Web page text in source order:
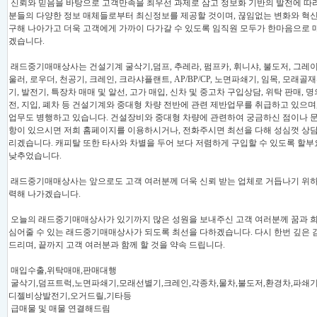
신뢰와 믿음을 바탕으로 고객만족을 최우선 과제로 삼고 정보화 기반의 발전에 따
분들의 다양한 정보 매체들로부터 최신정보를 제공할 것이며, 끊임없는 변화와 혁
구해 나아가고 더욱 고객에게 가까이 다가갈 수 있도록 임직원 모두가 한마음으로
겠습니다.
래드중기매매상사는 건설기계 굴삭기,덤프, 추레라, 펌프카, 휘니샤, 불도저, 그레
울러, 로우더, 천공기, 크레인, 크라샤플랜트, AP/BP/CP, 노면파쇄기, 임목, 모래골
기, 발전기, 특장차 매매 및 알선, 고가 매입, 신차 및 중고차 구입상담, 위탁 판매, 명
전, 지입, 폐차 등 건설기계와 중대형 차량 전반에 관련 제반업무를 취급하고 있으
업무도 병행하고 있습니다. 건설장비와 중대형 차량에 관련하여 궁금하신 점이나
항이 있으시면 저희 홈페이지를 이용하시거나, 전화주시면 최선을 다해 성심껏 상
리겠습니다. 캐피탈 또한 타사와 차별을 두어 보다 저렴하게 구입할 수 있도록 할부
낮추었습니다.
래드중기매매상사는 앞으로도 고객 여러분께 더욱 신뢰 받는 업체로 거듭나기 위
력해 나가겠습니다.
오늘의 래드중기매매상사가 있기까지 많은 성원을 보내주신 고객 여러분께 꿈과
심어줄 수 있는 래드중기매매상사가 되도록 최선을 다하겠습니다. 다시 한번 깊은
드리며, 끝까지 고객 여러분과 함께 할 것을 약속 드립니다.
매입수출,위탁매매,판매대행
굴삭기,덤프트럭,노면파쇄기,모래선별기,크레인,각종차,물차,불도저,환경차,파쇄
디젤비상발전기,오거드릴,기타등
급매물 및 매물 연결해드림